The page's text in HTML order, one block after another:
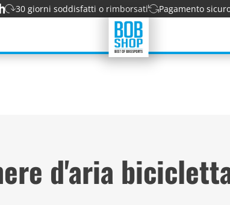
30 giorni soddisfatti o rimborsati Pagamento
d'aria